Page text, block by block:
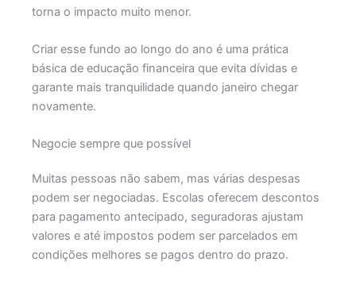
torna o impacto muito menor.
Criar esse fundo ao longo do ano é uma prática
básica de educação financeira que evita dívidas e
garante mais tranquilidade quando janeiro chegar
novamente.
Negocie sempre que possível
Muitas pessoas não sabem, mas várias despesas
podem ser negociadas. Escolas oferecem descontos
para pagamento antecipado, seguradoras ajustam
valores e até impostos podem ser parcelados em
condições melhores se pagos dentro do prazo.